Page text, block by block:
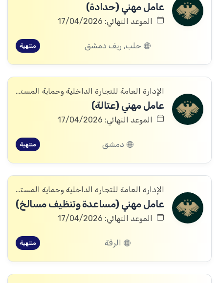
عامل مهني (حدادة)
الموعد النهائي: 17/04/2026
حلب, ريف دمشق منتهية
الإدارة العامة للتجارة الداخلية وحماية المستهلك
عامل مهني (عتالة)
الموعد النهائي: 17/04/2026
دمشق منتهية
الإدارة العامة للتجارة الداخلية وحماية المستهلك
عامل مهني (مساعدة وتنظيف مسالخ)
الموعد النهائي: 17/04/2026
الرقة منتهية